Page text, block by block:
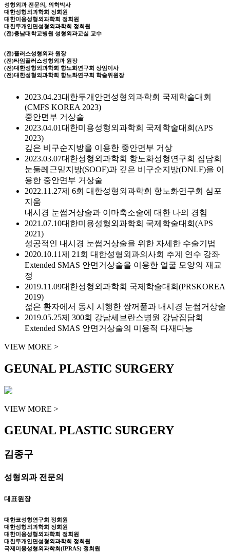
성형외과 전문의, 의학박사
대한성형외과학회 정회원
대한미용성형외과학회 정회원
대한두개안면성형외과학회 정회원
(전)충남대학교병원 성형외과교실 교수
(전)플러스성형외과 원장
(전)타임플러스성형외과 원장
(전)대한성형외과학회 항노화연구회 상임이사
(전)대한성형외과학회 항노화연구회 학술위원장
2023.04.23대한두개안면성형외과학회 국제학술대회
(CMFS KOREA 2023)
중안면부 거상술
2023.04.01대한미용성형외과학회 국제학술대회(APS
2023)
깊은 비구순지방을 이용한 중안면부 거상
2023.03.07대한성형외과학회 항노화성형연구회 집담회
눈둘레근밑지방(SOOF)과 깊은 비구순지방(DNLF)을 이
용한 중안면부 거상술
2022.11.27제 6회 대한성형외과학회 항노화연구회 심포
지움
내시경 눈썹거상술과 이마축소술에 대한 나의 경험
2021.07.10대한미용성형외과학회 국제학술대회(APS
2021)
성공적인 내시경 눈썹거상술을 위한 자세한 수술기법
2020.10.11제 21회 대한성형외과의사회 추계 연수 강좌
Extended SMAS 안면거상술을 이용한 얼굴 모양의 재교
정
2019.11.09대한성형외과학회 국제학술대회(PRSKOREA
2019)
젊은 환자에서 동시 시행한 쌍꺼풀과 내시경 눈썹거상술
2019.05.25제 300회 강남세브란스병원 강남집담회
Extended SMAS 안면거상술의 미용적 다재다능
VIEW MORE >
GEUNAL PLASTIC SURGERY
VIEW MORE >
GEUNAL PLASTIC SURGERY
김종구
성형외과 전문의
대표원장
대한코성형연구회 정회원
대한성형외과학회 정회원
대한미용성형외과학회 정회원
대한두개안면성형외과학회 정회원
국제미용성형외과학회(IPRAS) 정회원